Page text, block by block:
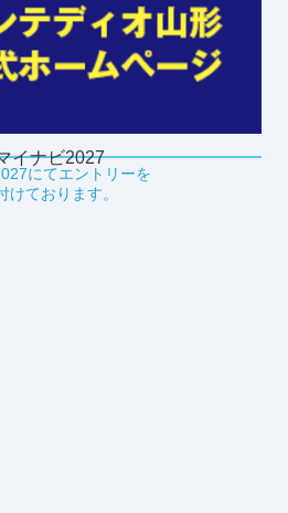
にてエントリーを
けております。